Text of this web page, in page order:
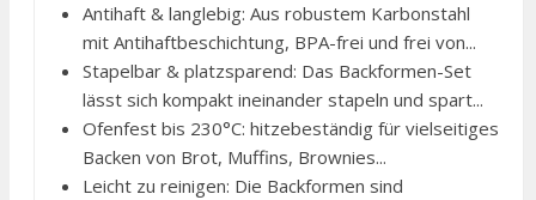
Antihaft & langlebig: Aus robustem Karbonstahl
mit Antihaftbeschichtung, BPA-frei und frei von...
Stapelbar & platzsparend: Das Backformen-Set
lässt sich kompakt ineinander stapeln und spart...
Ofenfest bis 230°C: hitzebeständig für vielseitiges
Backen von Brot, Muffins, Brownies...
Leicht zu reinigen: Die Backformen sind